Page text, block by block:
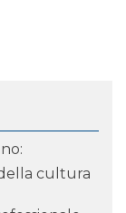
cultura